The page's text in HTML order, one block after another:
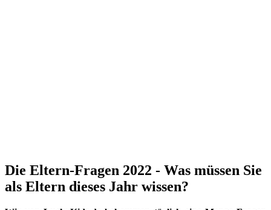
Die Eltern-Fragen 2022 - Was müssen Sie
als Eltern dieses Jahr wissen?